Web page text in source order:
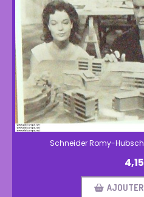
Schneider Romy-
4,15